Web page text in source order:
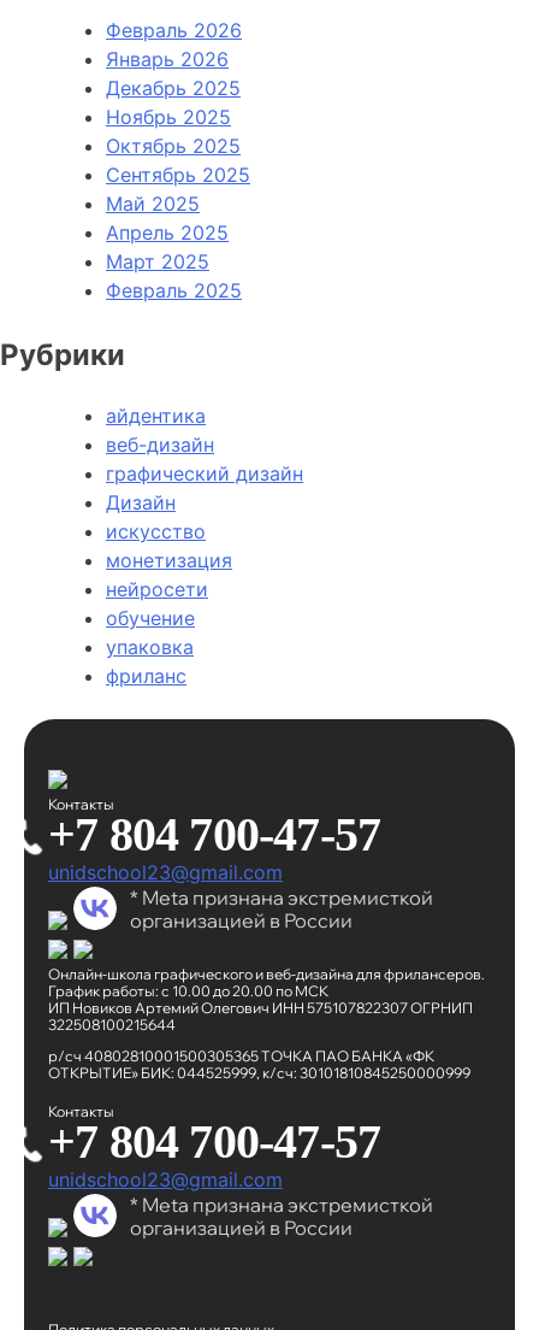
Февраль 2026
Январь 2026
Декабрь 2025
Ноябрь 2025
Октябрь 2025
Сентябрь 2025
Май 2025
Апрель 2025
Март 2025
Февраль 2025
Рубрики
айдентика
веб-дизайн
графический дизайн
Дизайн
искусство
монетизация
нейросети
обучение
упаковка
фриланс
Контакты
+7 804 700-47-57
unidschool23@gmail.com
* Meta признана экстремисткой
организацией в России
Онлайн-школа графического и веб-дизайна для фрилансеров.
График работы: с 10.00 до 20.00 по МСК
ИП Новиков Артемий Олегович ИНН 575107822307ОГРНИП
322508100215644
р/сч 40802810001500305365ТОЧКА ПАО БАНКА «ФК
ОТКРЫТИЕ» БИК: 044525999, к/сч: 30101810845250000999
Контакты
+7 804 700-47-57
unidschool23@gmail.com
* Meta признана экстремисткой
организацией в России